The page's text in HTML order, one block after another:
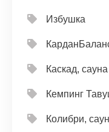
Избушка
Каскад, сауна
Кемпинг
Колибри,